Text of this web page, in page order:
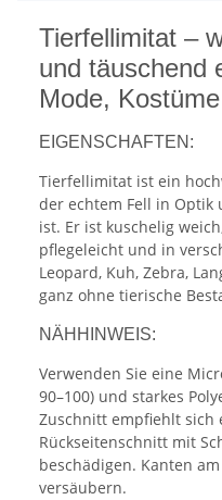
Tierfellimitat –
und täuschend
Mode,
EIGENSCHAFTEN:
Tierfellimitat ist ein
der echtem Fell in Optik
ist. Er ist kuschelig
pflegeleicht und in
Leopard, Kuh, Zebra,
ganz ohne tierische
NÄHHINWEIS:
Verwenden Sie eine
90–100) und starkes
Zuschnitt empfiehlt sich
Rückseitenschnitt mit
beschädigen. Kanten
versäubern.